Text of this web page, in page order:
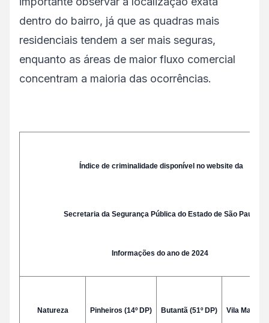
dentro do bairro, já que as quadras mais
residenciais tendem a ser mais seguras,
enquanto as áreas de maior fluxo comercial
concentram a maioria das ocorrências.
Índice de criminalidade disponível no website da
Secretaria da Segurança Pública do Estado de São Paulo
Informações do ano de 2024
Natureza Pinheiros (14º DP) Butantã (51º DP) Vila Mariana